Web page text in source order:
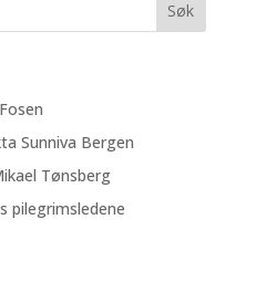
Sunniva Bergen
Tønsberg
pilegrimsledene